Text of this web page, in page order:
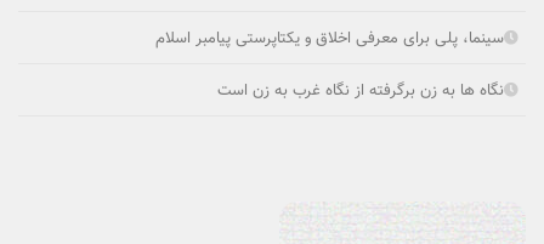
سینما، پلی برای معرفی اخلاق و یکتاپرستی پیامبر اسلام
نگاه ها به زن برگرفته از نگاه غرب به زن است